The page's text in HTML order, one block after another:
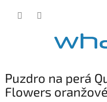
Puzdro na perá
Flowers oranžové